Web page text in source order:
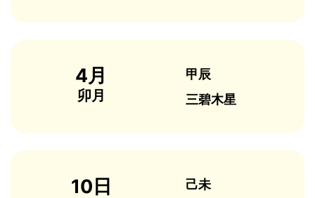
4月
卯月
甲辰
三碧木星
10日
己未